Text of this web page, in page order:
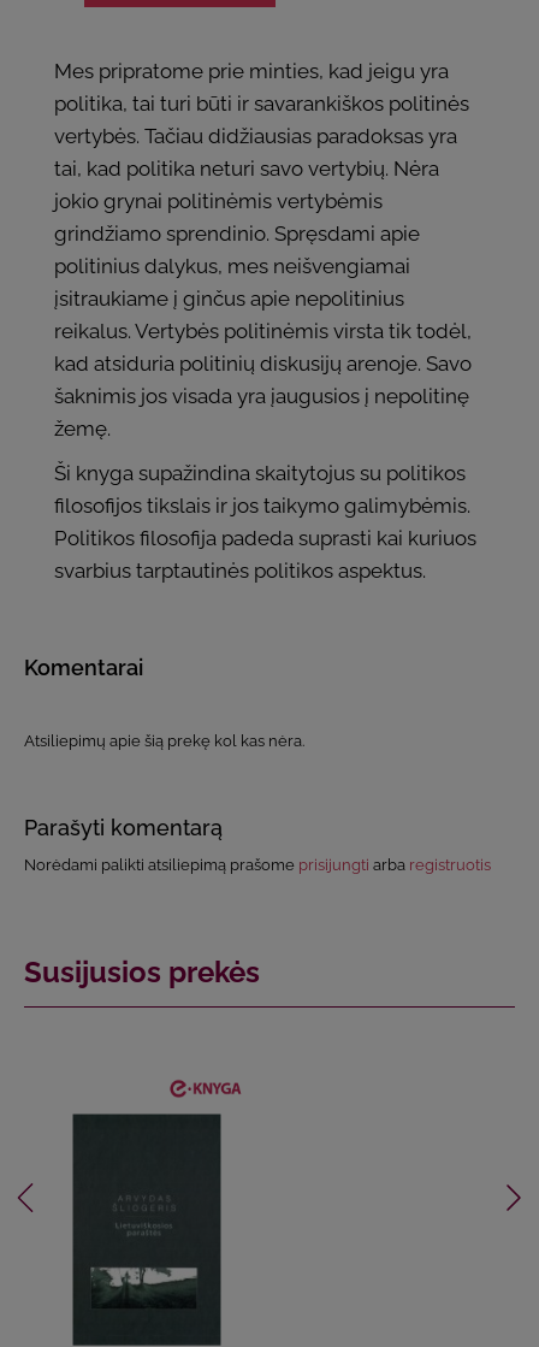
Mes pripratome prie minties, kad jeigu yra
politika, tai turi būti ir savarankiškos politinės
vertybės. Tačiau didžiausias paradoksas yra
tai, kad politika neturi savo vertybių. Nėra
jokio grynai politinėmis vertybėmis
grindžiamo sprendinio. Spręsdami apie
politinius dalykus, mes neišvengiamai
įsitraukiame į ginčus apie nepolitinius
reikalus. Vertybės politinėmis virsta tik todėl,
kad atsiduria politinių diskusijų arenoje. Savo
šaknimis jos visada yra įaugusios į nepolitinę
žemę.
Ši knyga supažindina skaitytojus su politikos
filosofijos tikslais ir jos taikymo galimybėmis.
Politikos filosofija padeda suprasti kai kuriuos
svarbius tarptautinės politikos aspektus.
Komentarai
Atsiliepimų apie šią prekę kol kas nėra.
Parašyti komentarą
Norėdami palikti atsiliepimą prašome prisijungti arba registruotis
Susijusios prekės